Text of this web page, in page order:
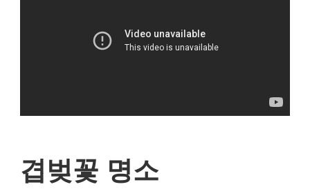
겹벚꽃 명소